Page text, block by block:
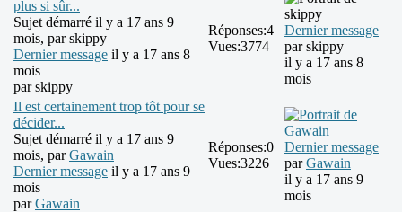
plus si sûr...
Sujet démarré il y a 17 ans 9
mois, parskippy
Dernier message il y a 17 ans 8
mois
parskippy
Réponses:4
Vues:3774
Dernier message
parskippy
il y a 17 ans 8
mois
Il est certainement trop tôt pour se
décider...
Sujet démarré il y a 17 ans 9
mois, parGawain
Dernier message il y a 17 ans 9
mois
parGawain
Réponses:0
Vues:3226
Dernier message
parGawain
il y a 17 ans 9
mois